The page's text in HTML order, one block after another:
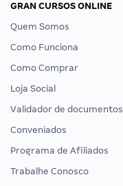
GRAN CURSOS ONLINE
Quem Somos
Como Funciona
Como Comprar
Loja Social
Validador de documentos
Conveniados
Programa de Afiliados
Trabalhe Conosco